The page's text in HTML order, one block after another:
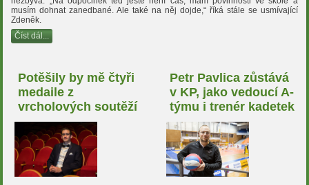
musím dohnat zanedbané. Ale také na něj dojde,“ říká stále se usmívající
Zdeněk.
Číst dál...
Potěšily by mě čtyři
medaile z
vrcholových soutěží
Petr Pavlica zůstává
v KP, jako vedoucí A-
týmu i trenér kadetek